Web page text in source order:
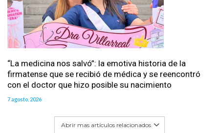
“La medicina nos salvó”: la emotiva historia de la
firmatense que se recibió de médica y se reencontró
con el doctor que hizo posible su nacimiento
7 agosto, 2026
Abrir mas artículos relacionados